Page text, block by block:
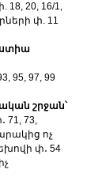
18, 20, 16/1,
փ. 11
95, 97, 99
շրջան՝
71, 73,
ոչ
փ․ 54